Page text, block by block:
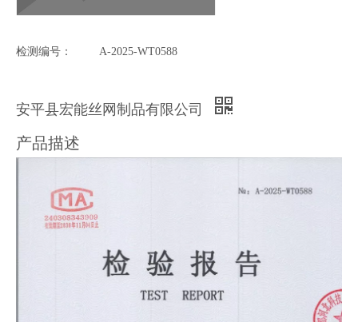
检测编号： A-2025-WT0588
安平县宏能丝网制品有限公司
产品描述